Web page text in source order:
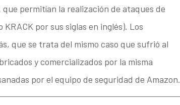
permitían la realización de ataques de
por sus siglas en inglés). Los
que se trata del mismo caso que sufrió al
y comercializados por la misma
por el equipo de seguridad de Amazon.